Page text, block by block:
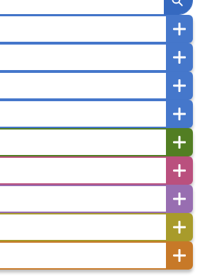
ミャンマー
和国
東ティモール民主共和国
オマーン
カザフスタン
プロス
キルギス
ヨルダン レバノン
タリア
ウクライナ
オランダ
オーストリア
ソロモン諸島
タヒチ
ガ ナウル共和国
ニウエ
諸島